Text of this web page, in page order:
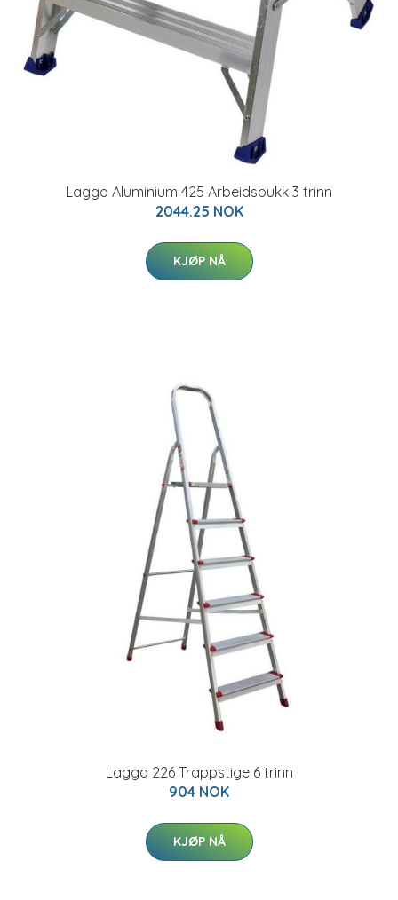
Laggo Aluminium 425 Arbeidsbukk 3 trinn
2044.25 NOK
KJØP NÅ
Laggo 226 Trappstige 6 trinn
904 NOK
KJØP NÅ